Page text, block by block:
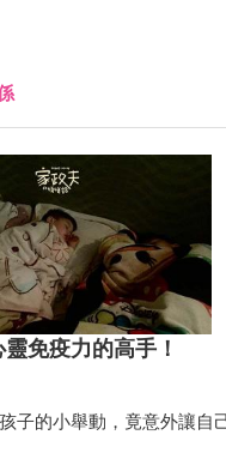
免疫力的高手！
的小舉動，竟意外讓自